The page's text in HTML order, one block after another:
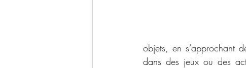
objets, en s’approchant
dans des jeux ou des